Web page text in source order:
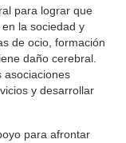
para lograr que
la sociedad y
de ocio, formación
daño cerebral.
asociaciones
y desarrollar
para afrontar